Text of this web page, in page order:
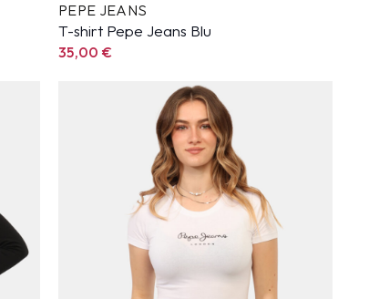
PEPE JEANS
T-shirt Pepe Jeans Blu
35,00€